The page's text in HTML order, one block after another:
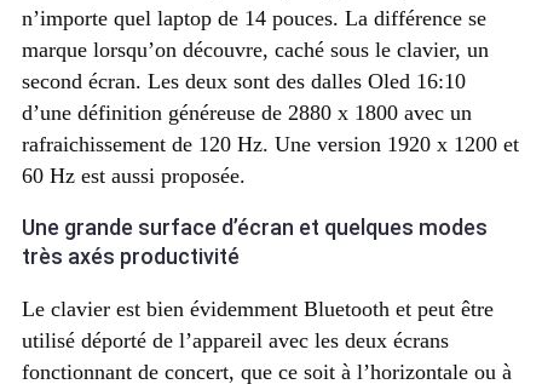
n’importe quel laptop de 14 pouces. La différence se
marque lorsqu’on découvre, caché sous le clavier, un
second écran. Les deux sont des dalles Oled 16:10
d’une définition généreuse de 2880 x 1800 avec un
rafraichissement de 120 Hz. Une version 1920 x 1200 et
60 Hz est aussi proposée.
Une grande surface d’écran et quelques modes
très axés productivité
Le clavier est bien évidemment Bluetooth et peut être
utilisé déporté de l’appareil avec les deux écrans
fonctionnant de concert, que ce soit à l’horizontale ou à